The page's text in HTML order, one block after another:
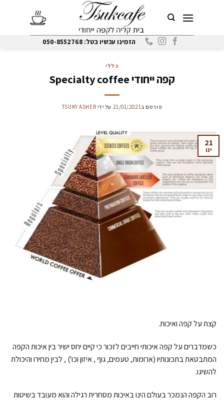
הזמינו עכשיו בטל: 050-8552768
כללי
קפה ייחודי Specialty coffee
פורסם ב21/01/2021 על ידי TSUKY ASHER
21
ינו
קצת על קפה ואיכות.
כשמדברים על קפה איכותי חייבים לזכור כי קיים יחס ישיר בין איכות הקפה
המתבטאת בתכונותיו (ארומות, טעמים, גוף , איזון וכו') , לבין מחירו והיכולת
להשיגו.
רוב הקפה הנמכר בעולם הינו באיכות מסחרית רגילה והוא מעובד בשיטות